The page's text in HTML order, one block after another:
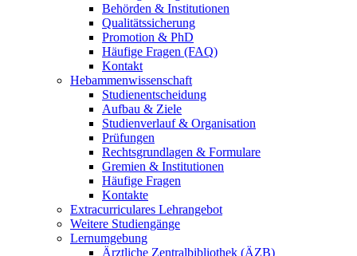
Behörden & Institutionen
Qualitätssicherung
Promotion & PhD
Häufige Fragen (FAQ)
Kontakt
Hebammenwissenschaft
Studienentscheidung
Aufbau & Ziele
Studienverlauf & Organisation
Prüfungen
Rechtsgrundlagen & Formulare
Gremien & Institutionen
Häufige Fragen
Kontakte
Extracurriculares Lehrangebot
Weitere Studiengänge
Lernumgebung
Ärztliche Zentralbibliothek (ÄZB)